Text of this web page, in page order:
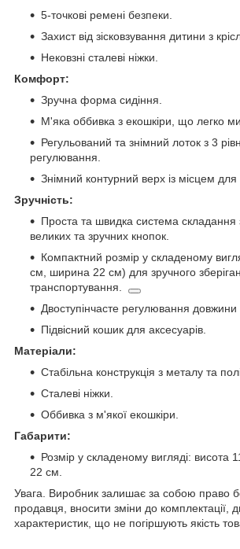
5-точкові ремені безпеки.
Захист від зісковзування дитини з
Нековзні сталеві ніжки.
Комфорт:
Зручна форма сидіння.
М'яка оббивка з екошкіри, що легко
Регульований та знімний лоток з 3
регулювання.
Знімний контурний верх із місцем для
Зручність:
Проста та швидка система
великих та зручних кнопок.
Компактний розмір у складеному
см, ширина 22 см) для зручного
транспортування.
Двоступінчасте регулювання довжини
Підвісний кошик для аксесуарів.
Матеріали:
Стабільна конструкція з металу та
Сталеві ніжки.
Оббивка з м'якої екошкіри.
Габарити:
Розмір у складеному вигляді: висота
22 см.
Увага. Виробник залишає за собою право
продавця, вносити зміни до комплектації,
характеристик, що не погіршують якість